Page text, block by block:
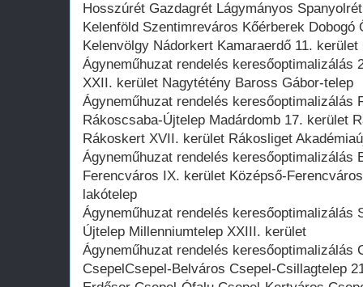
Hosszúrét Gazdagrét Lágymányos
Kelenföld Szentimreváros Kőérberek
Kelenvölgy Nádorkert Kamaraerdő 11.
Ágyneműhuzat rendelés keresőoptimalizálás
XXII. kerület Nagytétény Baross Gábor-telep
Ágyneműhuzat rendelés keresőoptimalizálás
Rákoscsaba-Újtelep Madárdomb 17. kerület
Rákoskert XVII. kerület Rákosliget
Ágyneműhuzat rendelés keresőoptimalizálás
Ferencváros IX. kerület Középső-
lakótelep
Ágyneműhuzat rendelés keresőoptimalizálás
Újtelep Millenniumtelep XXIII. kerület
Ágyneműhuzat rendelés keresőoptimalizálás
CsepelCsepel-Belváros Csepel-Csillagtelep